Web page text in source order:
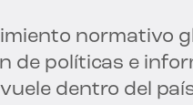
normativo
de políticas e
dentro del